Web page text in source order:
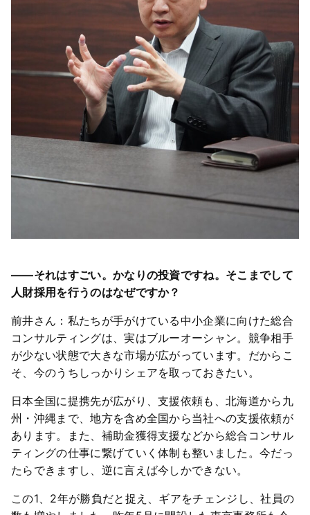
――それはすごい。かなりの投資ですね。そこまでして
人財採用を行うのはなぜですか？
前井さん：私たちが手がけている中小企業に向けた総合
コンサルティングは、実はブルーオーシャン。競争相手
が少ない状態で大きな市場が広がっています。だからこ
そ、今のうちしっかりシェアを取っておきたい。
日本全国に提携先が広がり、支援依頼も、北海道から九
州・沖縄まで、地方を含め全国から当社への支援依頼が
あります。また、補助金獲得支援などから総合コンサル
ティングの仕事に繋げていく体制も整いました。今だっ
たらできますし、逆に言えば今しかできない。
この1、2年が勝負だと捉え、ギアをチェンジし、社員の